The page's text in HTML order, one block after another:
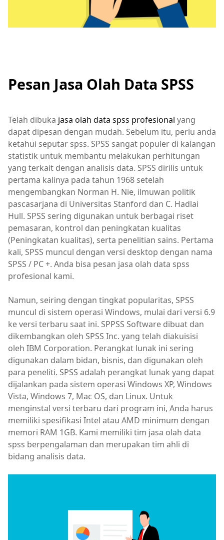
Pesan Jasa Olah Data SPSS
Telah dibuka jasa olah data spss profesional yang
dapat dipesan dengan mudah. Sebelum itu, perlu anda
ketahui seputar spss. SPSS sangat populer di kalangan
statistik untuk membantu melakukan perhitungan
yang terkait dengan analisis data. SPSS dirilis untuk
pertama kalinya pada tahun 1968 setelah
mengembangkan Norman H. Nie, ilmuwan politik
pascasarjana di Universitas Stanford dan C. Hadlai
Hull. SPSS sering digunakan untuk berbagai riset
pemasaran, kontrol dan peningkatan kualitas
(Peningkatan kualitas), serta penelitian sains. Pertama
kali, SPSS muncul dengan versi desktop dengan nama
SPSS / PC +. Anda bisa pesan jasa olah data spss
profesional kami.
Namun, seiring dengan tingkat popularitas, SPSS
muncul di sistem operasi Windows, mulai dari versi 6.9
ke versi terbaru saat ini. SPPSS Software dibuat dan
dikembangkan oleh SPSS Inc. yang telah diakuisisi
oleh IBM Corporation. Perangkat lunak ini sering
digunakan dalam bidan, bisnis, dan digunakan oleh
para peneliti. SPSS adalah perangkat lunak yang dapat
dijalankan pada sistem operasi Windows XP, Windows
Vista, Windows 7, Mac OS, dan Linux. Untuk
menginstal versi terbaru dari program ini, Anda harus
memiliki spesifikasi Intel atau AMD minimum dengan
memori RAM 1GB. Kami memiliki tim jasa olah data
spss berpengalaman dan merupakan tim ahli di
bidang analisis data.